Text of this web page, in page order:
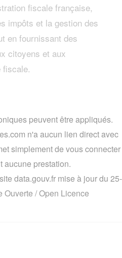
fiscale française,
impôts et la gestion des
en fournissant des
citoyens et aux
fiscale.
peuvent être appliqués.
n'a aucun lien direct avec
simplement de vous connecter
aucune prestation.
data.gouv.fr mise à jour du 25-
Ouverte / Open Licence